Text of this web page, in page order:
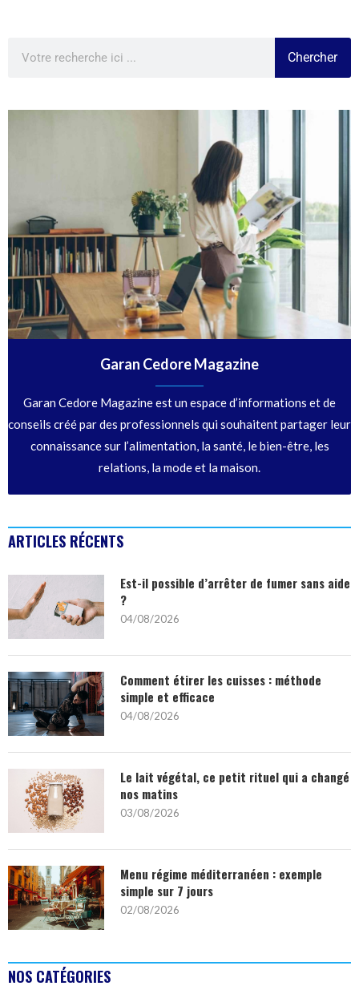
Chercher
Garan Cedore Magazine
Garan Cedore Magazine est un espace d’informations et de
conseils créé par des professionnels qui souhaitent partager leur
connaissance sur l’alimentation, la santé, le bien-être, les
relations, la mode et la maison.
ARTICLES RÉCENTS
Est-il possible d’arrêter de fumer sans aide
?
04/08/2026
Comment étirer les cuisses : méthode
simple et efficace
04/08/2026
Le lait végétal, ce petit rituel qui a changé
nos matins
03/08/2026
Menu régime méditerranéen : exemple
simple sur 7 jours
02/08/2026
NOS CATÉGORIES